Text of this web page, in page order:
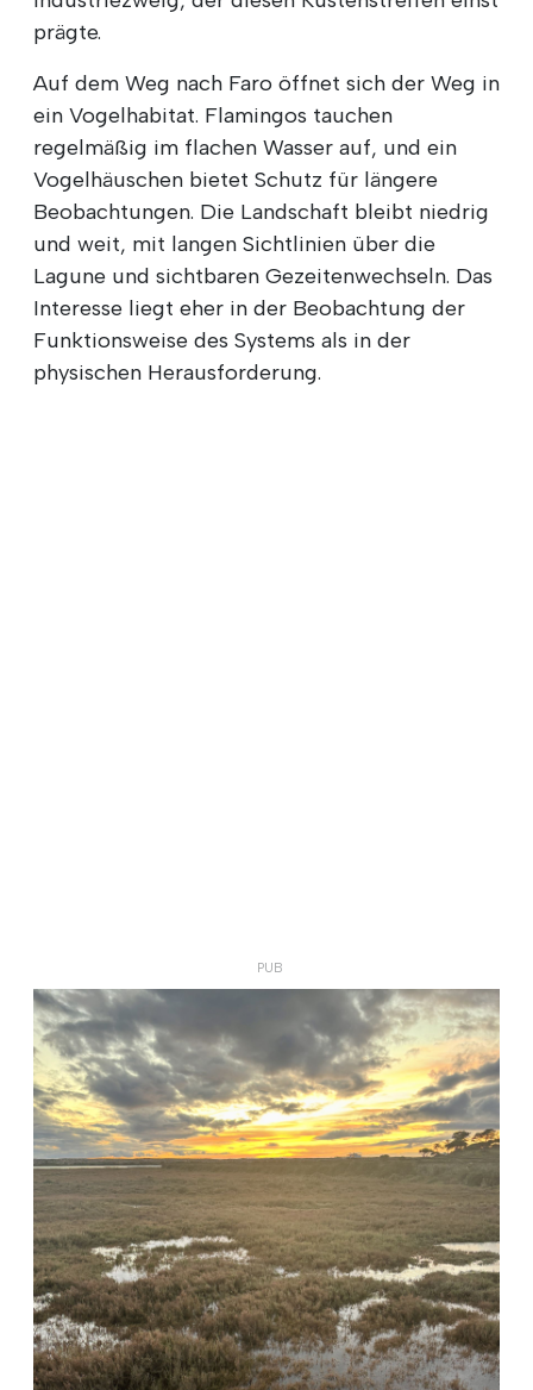
prägte.
Auf dem Weg nach Faro öffnet sich der Weg in
ein Vogelhabitat. Flamingos tauchen
regelmäßig im flachen Wasser auf, und ein
Vogelhäuschen bietet Schutz für längere
Beobachtungen. Die Landschaft bleibt niedrig
und weit, mit langen Sichtlinien über die
Lagune und sichtbaren Gezeitenwechseln. Das
Interesse liegt eher in der Beobachtung der
Funktionsweise des Systems als in der
physischen Herausforderung.